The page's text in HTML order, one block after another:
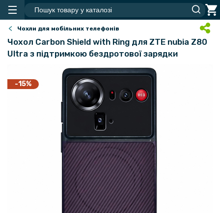
Чохли для мобільних телефонів
Чохол Carbon Shield with Ring для ZTE nubia Z80
Ultra з підтримкою бездротової зарядки
-15%